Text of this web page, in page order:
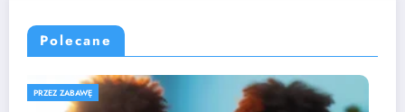
Polecane
ROZWÓJ DZIECKA